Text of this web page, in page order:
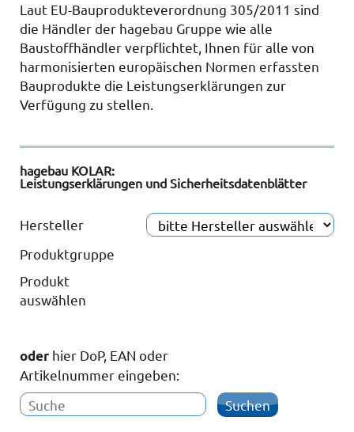
Laut EU-Bauprodukteverordnung 305/2011 sind
die Händler der hagebau Gruppe wie alle
Baustoffhändler verpflichtet, Ihnen für alle von
harmonisierten europäischen Normen erfassten
Bauprodukte die Leistungserklärungen zur
Verfügung zu stellen.
hagebau KOLAR:
Leistungserklärungen und Sicherheitsdatenblätter
Hersteller
Produktgruppe
Produkt
auswählen
oder hier DoP, EAN oder
Artikelnummer eingeben: